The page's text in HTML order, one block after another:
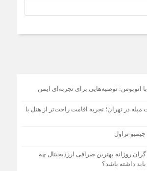
اتوبوس: توصیه‌هایی برای تجربه‌ای ایمن
مبله در تهران؛ تجربه اقامت راحت‌تر از هتل با
جیمبو تراول
گران روزانه بهترین صرافی ارزدیجیتال چه
داشته باشد؟